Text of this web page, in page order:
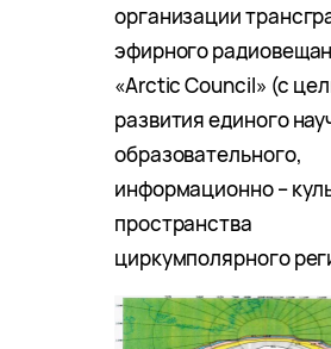
организации
эфирного
«Arctic Council» (с
развития единого
образовательного,
информационно –
пространства
циркумполярного